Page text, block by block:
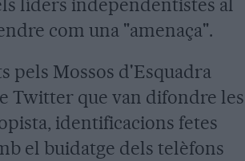
líders independentistes al
com una "amenaça".
pels Mossos d'Esquadra
Twitter que van difondre les
identificacions fetes
el buidatge dels telèfons